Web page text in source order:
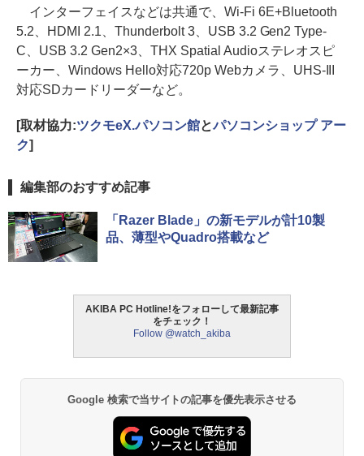
インターフェイスなどは共通で、Wi-Fi 6E+Bluetooth
5.2、HDMI 2.1、Thunderbolt 3、USB 3.2 Gen2 Type-
C、USB 3.2 Gen2×3、THX Spatial Audioステレオスピ
ーカー、Windows Hello対応720p Webカメラ、UHS-III
対応SDカードリーダーなど。
[取材協力:ツクモeX.パソコン館とパソコンショップ アー
ク]
編集部のおすすめ記事
「Razer Blade」の新モデルが計10製
品、薄型やQuadro搭載など
AKIBA PC Hotline!をフォローして最新記事
をチェック！
Follow @watch_akiba
Google 検索で当サイトの記事を優先表示させる